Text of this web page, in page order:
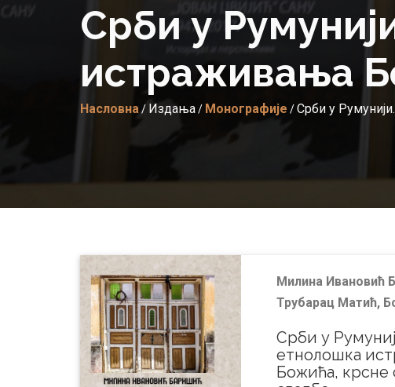
Срби у
истраживања
Насловна/ Издања/ Монографије /Срби у
Милина Ивановић
Трубарац Матић,
Срби у
етнолошка
Божића, крсне